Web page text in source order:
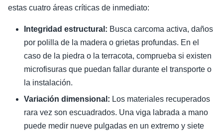
estas cuatro áreas críticas de inmediato:
Integridad estructural: Busca carcoma activa, daños
por polilla de la madera o grietas profundas. En el
caso de la piedra o la terracota, comprueba si existen
microfisuras que puedan fallar durante el transporte o
la instalación.
Variación dimensional: Los materiales recuperados
rara vez son escuadrados. Una viga labrada a mano
puede medir nueve pulgadas en un extremo y siete